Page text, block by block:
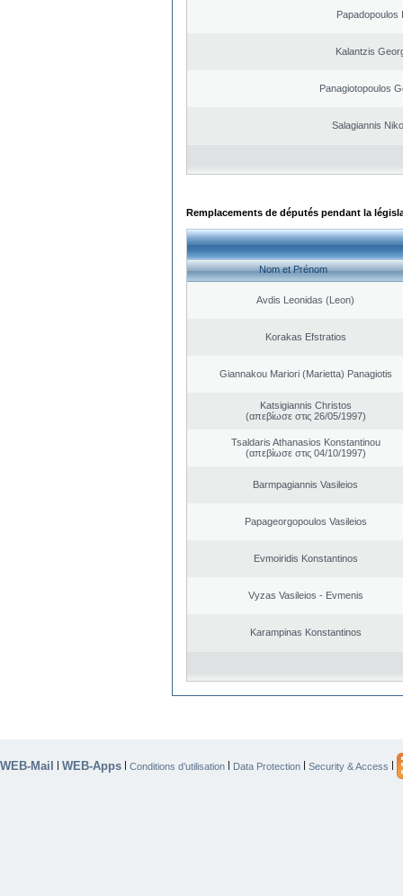
Papadopoulos
Kalantzis
Panagiotopoulos
Salagiannis
Remplacements de députés pendant la
Nom et Prénom
Avdis Leonidas (Leon)
Korakas Efstratios
Giannakou Mariori (Marietta) Panagiotis
Katsigiannis Christos
(απεβίωσε στις 26/05/1997)
Tsaldaris Athanasios Konstantinou
(απεβίωσε στις 04/10/1997)
Barmpagiannis Vasileios
Papageorgopoulos Vasileios
Evmoiridis Konstantinos
Vyzas Vasileios - Evmenis
Karampinas Konstantinos
WEB-Mail | WEB-Apps | Conditions d’utilisation | Data Protection | Security & Access |